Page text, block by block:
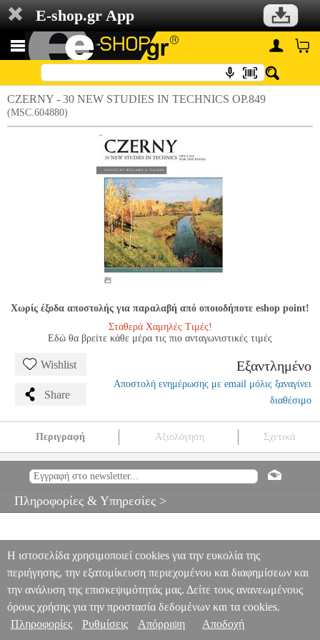
E-shop.gr App
CZERNY - 30 NEW STUDIES IN TECHNICS OP.849
(MSC.604880)
Χωρίς έξοδα αποστολής για παραλαβή από οποιοδήποτε eshop point!
Σταθερά Χαμηλές Τιμές!
Εδώ θα βρείτε κάθε μέρα τις πιο ανταγωνιστικές τιμές
Wishlist
Share
Εξαντλημένο
Αποστολή ενημέρωσης με email μόλις ξαναγίνει
διαθέσιμο
Περιγραφή Αξιολόγηση Σχετικά
MSC.604880 MSC.604880ALFRED
ΜΟΥΣΙΚΑ ΒΙΒΛΙΑ
OP.849
Πληροφορίες & Υπηρεσίες >
Η ιστοσελίδα χρησιμοποιεί cookies για την ευκολία της
περιήγησης, την εξατομίκευση περιεχομένου και διαφημίσεων και
την ανάλυση της επισκεψιμότητάς μας. Δείτε τους ανανεωμένους
όρους χρήσης για την προστασία δεδομένων και τα cookies.
Πληροφορίες
Ρυθμίσεις Απόρριψη Αποδοχή